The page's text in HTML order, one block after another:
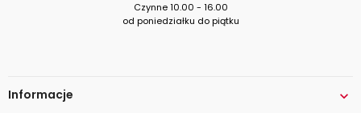
Czynne 10.00 - 16.00
od poniedziałku do piątku
Informacje 